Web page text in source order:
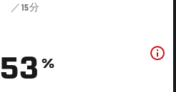
／15分
53 %